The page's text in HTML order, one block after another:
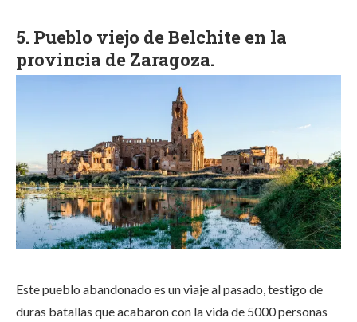
5. Pueblo viejo de Belchite en la
provincia de Zaragoza.
Este pueblo abandonado es un viaje al pasado, testigo de
duras batallas que acabaron con la vida de 5000 personas